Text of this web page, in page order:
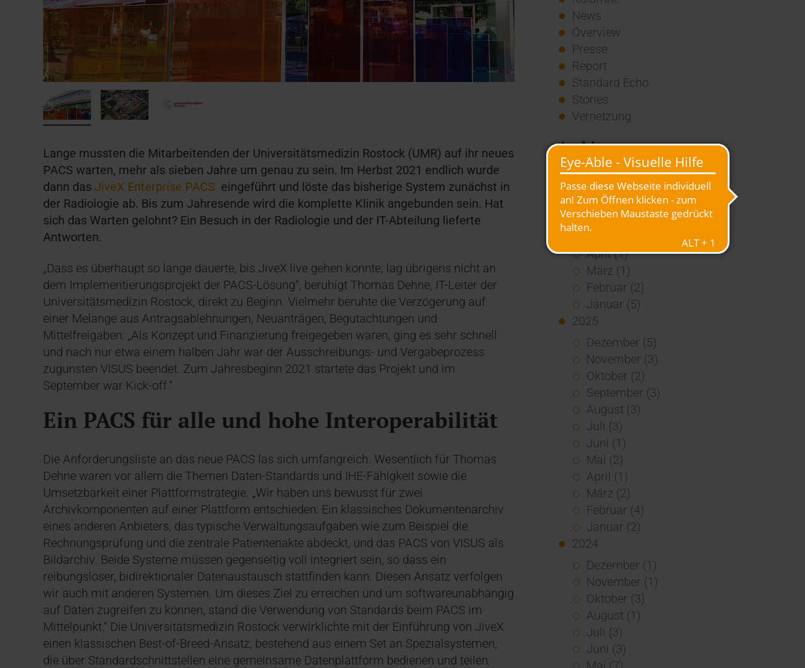
Lange mussten die Mitarbeitenden der Universitätsmedizin Rostock (UMR) auf ihr neues
PACS warten, mehr als sieben Jahre um genau zu sein. Im Herbst 2021 endlich wurde
dann das JiveX Enterprise PACS eingeführt und löste das bisherige System zunächst in
der Radiologie ab. Bis zum Jahresende wird die komplette Klinik angebunden sein. Hat
sich das Warten gelohnt? Ein Besuch in der Radiologie und der IT-Abteilung lieferte
Antworten.
„Dass es überhaupt so lange dauerte, bis JiveX live gehen konnte, lag übrigens nicht an
dem Implementierungsprojekt der PACS-Lösung“, beruhigt Thomas Dehne, IT-Leiter der
Universitätsmedizin Rostock, direkt zu Beginn. Vielmehr beruhte die Verzögerung auf
einer Melange aus Antragsablehnungen, Neuanträgen, Begutachtungen und
Mittelfreigaben: „Als Konzept und Finanzierung freigegeben waren, ging es sehr schnell
und nach nur etwa einem halben Jahr war der Ausschreibungs- und Vergabeprozess
zugunsten VISUS beendet. Zum Jahresbeginn 2021 startete das Projekt und im
September war Kick-off.“
Ein PACS für alle und hohe Interoperabilität
Die Anforderungsliste an das neue PACS las sich umfangreich. Wesentlich für Thomas
Dehne waren vor allem die Themen Daten-Standards und IHE-Fähigkeit sowie die
Umsetzbarkeit einer Plattformstrategie. „Wir haben uns bewusst für zwei
Archivkomponenten auf einer Plattform entschieden: Ein klassisches Dokumentenarchiv
eines anderen Anbieters, das typische Verwaltungsaufgaben wie zum Beispiel die
Rechnungsprüfung und die zentrale Patientenakte abdeckt, und das PACS von VISUS als
Bildarchiv. Beide Systeme müssen gegenseitig voll integriert sein, so dass ein
reibungsloser, bidirektionaler Datenaustausch stattfinden kann. Diesen Ansatz verfolgen
wir auch mit anderen Systemen. Um dieses Ziel zu erreichen und um softwareunabhängig
auf Daten zugreifen zu können, stand die Verwendung von Standards beim PACS im
Mittelpunkt.“ Die Universitätsmedizin Rostock verwirklichte mit der Einführung von JiveX
einen klassischen Best-of-Breed-Ansatz, bestehend aus einem Set an Spezialsystemen,
die über Standardschnittstellen eine gemeinsame Datenplattform bedienen und teilen.
News
Overview
Presse
Report
Standard Echo
Stories
Vernetzung
Archiv
2026
Juli (4)
Juni (4)
April (1)
März (1)
Februar (2)
Januar (5)
2025
Dezember (5)
November (3)
Oktober (2)
September (3)
August (3)
Juli (3)
Juni (1)
Mai (2)
April (1)
März (2)
Februar (4)
Januar (2)
2024
Dezember (1)
November (1)
Oktober (3)
August (1)
Juli (3)
Juni (3)